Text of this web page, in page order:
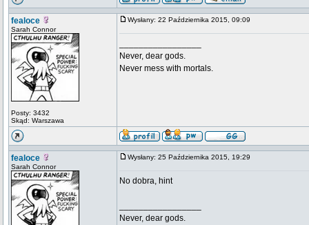
fealoce
Sarah Connor
Posty: 3432
Skąd: Warszawa
Wysłany: 22 Października 2015, 09:09
Never, dear gods.
Never mess with mortals.
fealoce
Sarah Connor
Wysłany: 25 Października 2015, 19:29
No dobra, hint
Never, dear gods.